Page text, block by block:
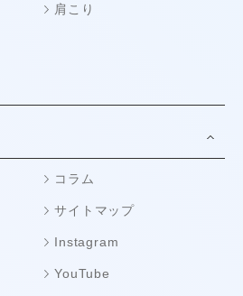
肩こり
コラム
サイトマップ
Instagram
YouTube